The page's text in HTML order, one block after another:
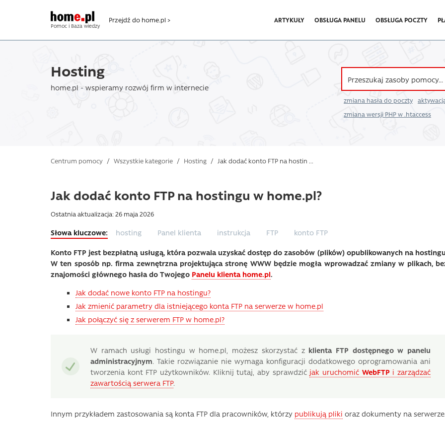
Pomoc i Baza wiedzy
Przejdź do home.pl > ARTYKUŁY OBSŁUGA PANELU OBSŁUGA POCZTY
Hosting
home.pl - wspieramy rozwój firm w internecie
zmiana hasła do poczty
zmiana wersji PHP w .htaccess
Centrum pomocy / Wszystkie kategorie / Hosting / Jak dodać konto FTP na hostin ...
Jak dodać konto FTP na hostingu w home.pl?
Ostatnia aktualizacja: 26 maja 2026
hosting Panel klienta instrukcja FTP
konto FTP
Konto FTP jest bezpłatną usługą, która pozwala uzyskać dostęp do zasobów (plików) opublikowanych na
W ten sposób np. firma zewnętrzna projektująca stronę WWW będzie mogła wprowadzać zmiany w plikach,
znajomości głównego hasła do Twojego Panelu klienta home.pl.
Jak dodać nowe konto FTP na hostingu?
Jak zmienić parametry dla istniejącego konta FTP na serwerze w home.pl
Jak połączyć się z serwerem FTP w home.pl?
W ramach usługi hostingu w home.pl, możesz skorzystać z klienta FTP dostępnego w panelu
administracyjnym. Takie rozwiązanie nie wymaga konfiguracji dodatkowego oprogramowania ani
tworzenia kont FTP użytkowników. Kliknij tutaj, aby sprawdzić jak uruchomić WebFTPi zarządzać
zawartością serwera FTP.
Innym przykładem zastosowania są konta FTP dla pracowników, którzy publikują pliki oraz dokumenty na serwerze.